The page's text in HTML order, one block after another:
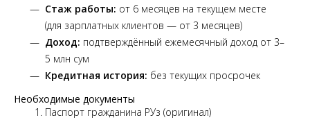
Стаж работы: от 6 месяцев на текущем месте
(для зарплатных клиентов — от 3 месяцев)
Доход: подтверждённый ежемесячный доход от 3–
5 млн сум
Кредитная история: без текущих просрочек
Необходимые документы
Паспорт гражданина РУз (оригинал)